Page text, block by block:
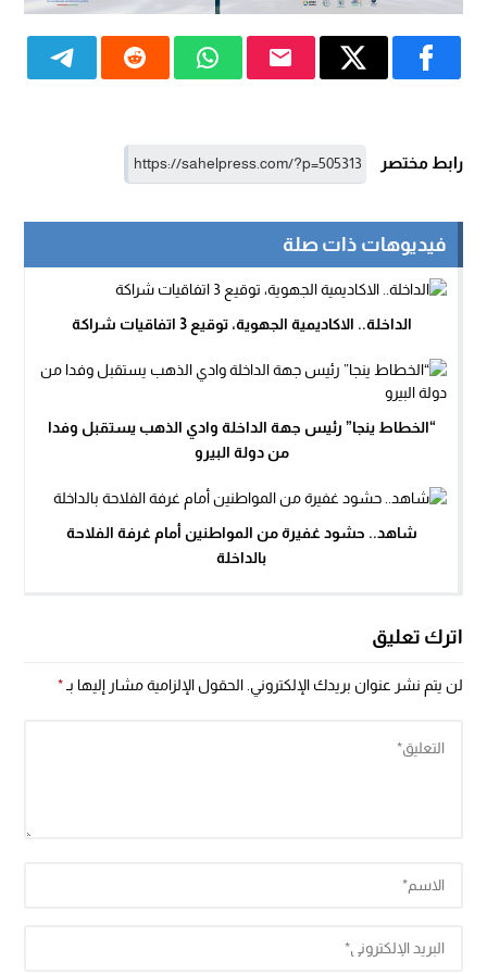
رابط مختصر
فيديوهات ذات صلة
الداخلة.. الاكاديمية الجهوية، توقيع 3 اتفاقيات شراكة
“الخطاط ينجا” رئيس جهة الداخلة وادي الذهب يستقبل وفدا
من دولة البيرو
شاهد.. حشود غفيرة من المواطنين أمام غرفة الفلاحة
بالداخلة
اترك تعليق
لن يتم نشر عنوان بريدك الإلكتروني. الحقول الإلزامية مشار إليها بـ*